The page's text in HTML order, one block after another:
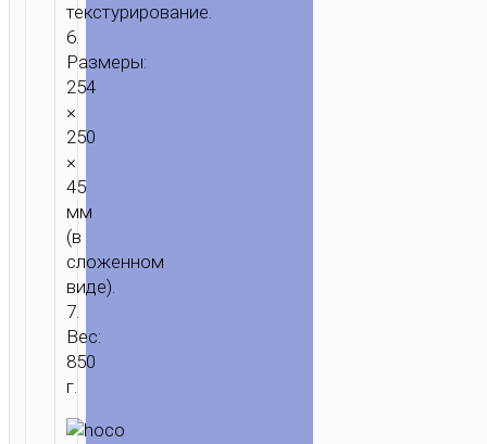
ДЕРЖАТЕЛИ
ПОДСТАВКИ / НАСТОЛЬНАЯ
ПОДСТАВКА
ВРАЩАЮЩАЯСЯ
текстурирование.
6.
Размеры:
254
×
250
×
45
мм
(в
сложенном
виде).
7.
Вес:
850
г.